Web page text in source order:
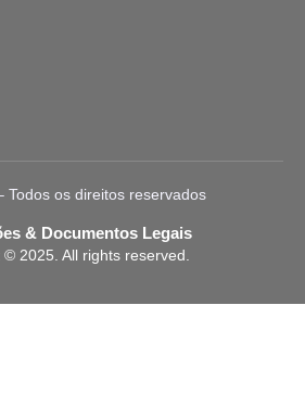
Todos os direitos reservados
& Documentos Legais
2025. All rights reserved.